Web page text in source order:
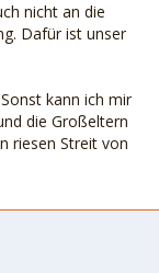
nicht an die
Dafür ist unser
kann ich mir
die Großeltern
riesen Streit von